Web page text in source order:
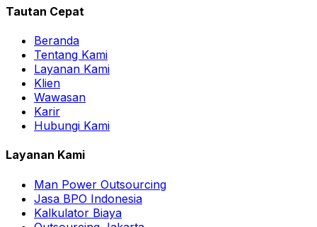
Tautan Cepat
Beranda
Tentang Kami
Layanan Kami
Klien
Wawasan
Karir
Hubungi Kami
Layanan Kami
Man Power Outsourcing
Jasa BPO Indonesia
Kalkulator Biaya